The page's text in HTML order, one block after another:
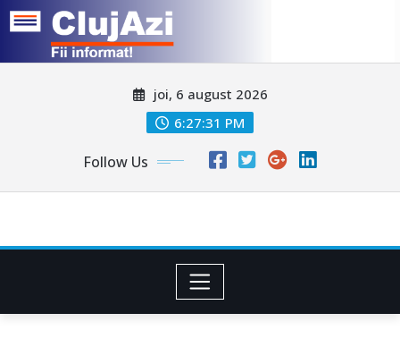
joi, 6 august 2026
6:27:34 PM
Follow Us